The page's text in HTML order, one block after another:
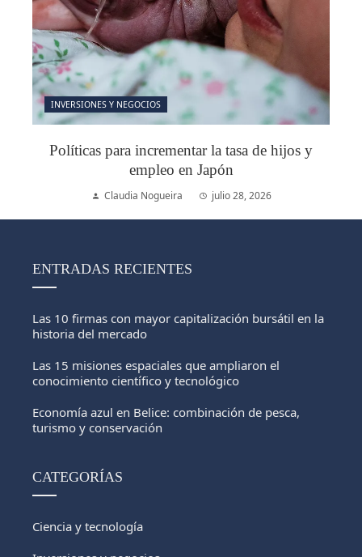
INVERSIONES Y NEGOCIOS
Políticas para incrementar la tasa de hijos y
empleo en Japón
Claudia Nogueira julio 28, 2026
ENTRADAS RECIENTES
Las 10 firmas con mayor capitalización bursátil en la
historia del mercado
Las 15 misiones espaciales que ampliaron el
conocimiento científico y tecnológico
Economía azul en Belice: combinación de pesca,
turismo y conservación
CATEGORÍAS
Ciencia y tecnología